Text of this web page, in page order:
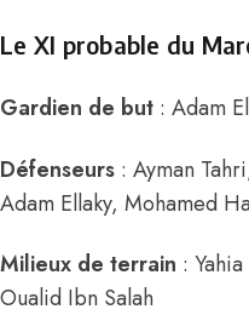
Le XI probable du
Gardien de but : Adam
Défenseurs : Ayman Tahri
Adam Ellaky, Mohamed
Milieux de terrain :
Oualid Ibn Salah